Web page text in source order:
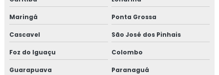
Maringá Ponta Grossa
Cascavel São José dos Pinhais
Foz do Iguaçu Colombo
Guarapuava Paranaguá